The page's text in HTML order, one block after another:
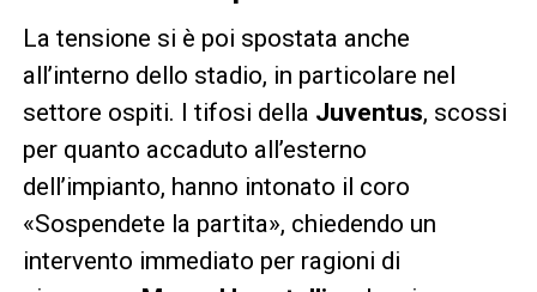
La tensione si è poi spostata anche
all’interno dello stadio, in particolare nel
settore ospiti. I tifosi della Juventus, scossi
per quanto accaduto all’esterno
dell’impianto, hanno intonato il coro
«Sospendete la partita», chiedendo un
intervento immediato per ragioni di